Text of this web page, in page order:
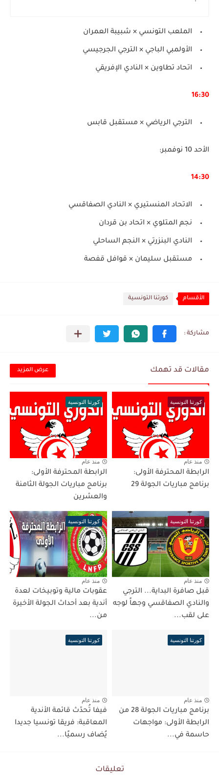
الملعب التونسي × شبيبة العمران
الأولمبي الباجي × الترجي الجرجيسي
اتحاد تطاوين × النادي الإفريقي
16:30
الترجي الرياضي × مستقبل قابس
الأحد 10 نوفمبر:
14:30
الاتحاد المنستيري × النادي الصفاقسي
نجم المتلوي × اتحاد بن قردان
النادي البنزرتي × النجم الساحلي
مستقبل سليمان × قوافل قفصة
الأقسام كورتنا التونسية
مقالات قد تهمك عرض المزيد
كورتنا التونسية
منذ عام
الرابطة المحترفة الأولى:
برنامج مباريات الجولة 29
كورتنا التونسية
منذ عام
الرابطة المحترفة الأولى:
برنامج مباريات الجولة الثامنة
والعشرين
كورتنا التونسية
منذ عام
قبل صافرة البداية... الترجي
والنادي الصفاقسي وجهاً لوجه
على لقب...
كورتنا التونسية
منذ عام
عقوبات مالية وتوبيخات لعدة
أندية بعد أحداث الجولة الأخيرة
من...
كورتنا التونسية
منذ عام
برنامج مباريات الجولة 28 من
الرابطة الأولى: مواجهات
حاسمة في...
كورتنا التونسية
منذ عام
فيفا تُحدّث قائمة الأندية
المعاقبة: فريقا تونسيا جديدا
يُضاف رسميًا...
تعليقات